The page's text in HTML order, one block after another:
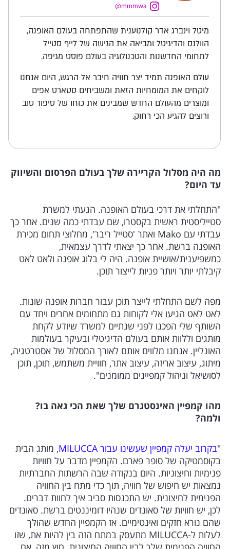
mmmwa@
מיטל וינברג אדר קולנוענית שהתפתחה בעולם האופנה,
הוולנס והדיגיטל ומביאה את הגישה של לייף סטייל
לתחומי החדשנות והטכנולוגיה בעולם פוסט מגיפה.
עולם האופנה תמיד יצר חוויה חיבר אל הרגש, היום אנחנו
לוקחים את המומחיות הזאת ומשביחים סטארט אפים
ומוצרים מהעולם החדש שמבינים את כוחו של סיפור טוב
ורוצים להגיע הכי רחוק.
מה היה מסלול הקריירה שלך בעולם הפרסום והשיווק
עד היום?
"התחלתי את דרכי בעולם האופנה. הגעתי למשרת
סטייליסטית ראשית בקסטרו, שם עבדתי כמה שנים. אחר כך
עבדתי עם Mako ואתר 'סטייל ריבר', מחלוצי תחום מכירת
האופנה ברשת. אחר כך יצאתי לדרך עצמאית,
כמשפיענית/אושיית אופנה. היה לי בלוג אופנה ולאט לאט
קיבלתי יותר ויותר פניות לייצור תוכן.
מפה לשם התחלתי לייצר תוכן עבור חברות אופנה שונות.
לאט לאט הגיעו אלי לקוחות גם מתחומים אחרים ויחד עם
השותף שלי הפכנו לפני שנתיים למשרד שיודע לקחת
מותגים וללוות אותם בעולם הדיגיטלי ובעיקר בעולמות
האונליין. אנחנו מלווים אותם לאורך המסלול של אסטרטגיה,
מיתוג, עיצוב אריזה, עיצוב אתר, חוויית משתמש, תוכן, תוכן
לסושיאל וניהול קמפיינים ממומנים".
מהו קמפיין האינסטגרם שלך שאת הכי גאה בו?
ולמה?
"בקרוב יעלה קמפיין שעשינו עבור MILUCCA
, מותג הבית
בקוסמטיקה של סופר פארם. הקמפיין מדבר על חוויות
פנימיות וחיצוניות. היום בנקודה שבה הרשתות החברתיות
נמצאות יש חיפוש של חוויה, תוך כדי מתח בין החוויה
הפנימית לחיצונית. יש התכנסות סביב איך לחוות דברים.
לכן, יש חוויות של סאונדים שנהיו דומיננטים ברשת. סאונדים
שהם נורא חזקים ואינטימיים. אז הקמפיין החדש שהולך
לעלות ל-MILUCCA מתעסק במתח הזה בין להיות את, שזו